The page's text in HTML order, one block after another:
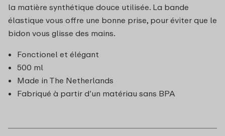
la matière synthétique douce utilisée. La bande
élastique vous offre une bonne prise, pour éviter que le
bidon vous glisse des mains.
Fonctionel et élégant
500 ml
Made in The Netherlands
Fabriqué à partir d’un matériau sans BPA